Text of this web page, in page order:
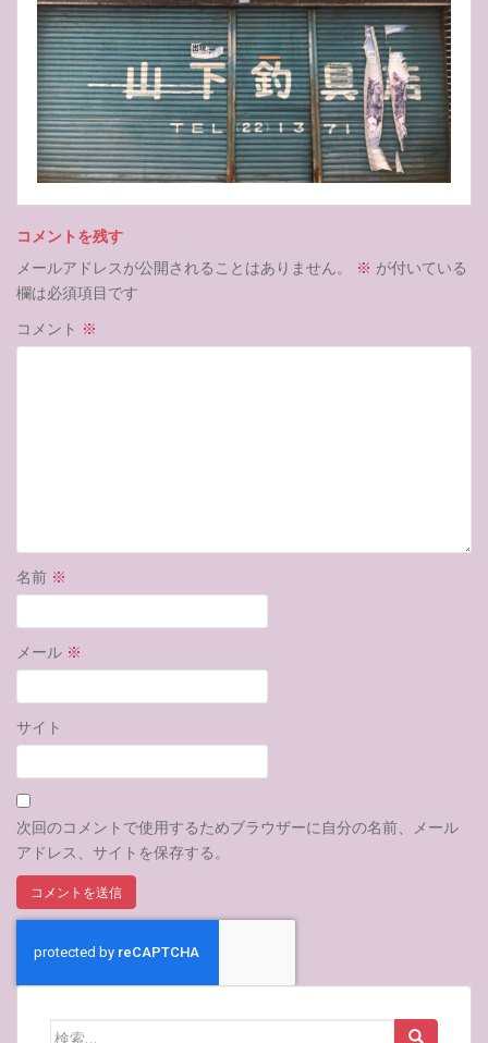
コメントを残す
メールアドレスが公開されることはありません。
※ が付いている
欄は必須項目です
コメント ※
名前 ※
メール ※
サイト
次回のコメントで使用するためブラウザーに自分の名前、メール
アドレス、サイトを保存する。
検